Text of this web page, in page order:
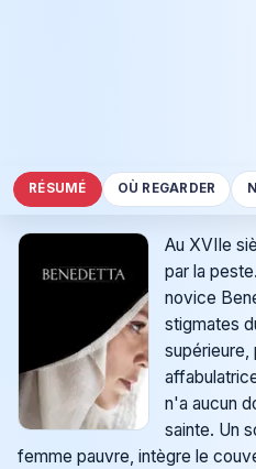
RÉSUMÉ OÙ REGARDER
Au XVIIe
par la
novice
stigmates
supérieure,
n'a aucun
sainte. Un
femme pauvre, intègre le